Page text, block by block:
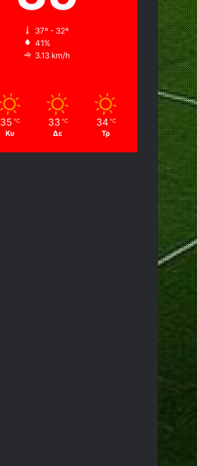
37º - 32º
41%
3.13 km/h
35 ℃
Κυ
33 ℃
Δε
34 ℃
Τρ